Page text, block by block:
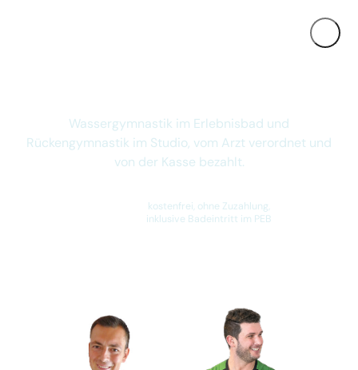
Wassergymnastik im Erlebnisbad und
Rückengymnastik im Studio, vom Arzt verordnet und
von der Kasse bezahlt.
kostenfrei, ohne Zuzahlung,
inklusive Badeintritt im PEB